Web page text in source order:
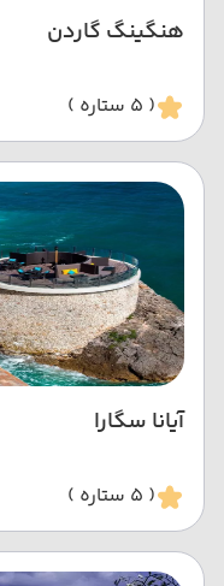
هنگینگ گاردن
( 5 ستاره )
آیانا سگارا
( 5 ستاره )